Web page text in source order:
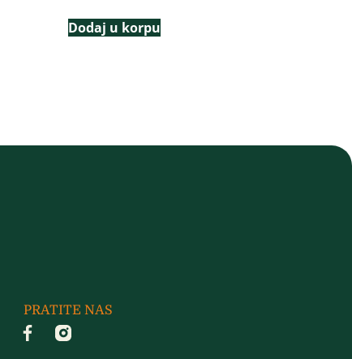
Dodaj u korpu
PRATITE NAS